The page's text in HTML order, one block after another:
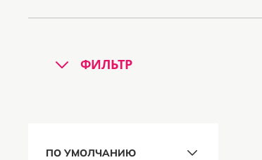
ФИЛЬТР
ПО УМОЛЧАНИЮ